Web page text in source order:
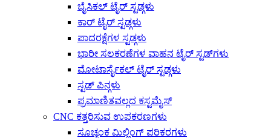
ಬೈಸಿಕಲ್ ಟೈರ್ ಸ್ಟಡ್ಗಳು
ಕಾರ್ ಟೈರ್ ಸ್ಟಡ್ಗಳು
ಪಾದರಕ್ಷೆಗಳ ಸ್ಟಡ್ಗಳು
ಭಾರೀ ಸಲಕರಣೆಗಳ ವಾಹನ ಟೈರ್ ಸ್ಟಡ್‌ಗಳು
ಮೋಟಾರ್ಸೈಕಲ್ ಟೈರ್ ಸ್ಟಡ್ಗಳು
ಸ್ಟಡ್ ಪಿನ್ಗಳು
ಪ್ರಮಾಣಿತವಲ್ಲದ ಕಸ್ಟಮೈಸ್
CNC ಕತ್ತರಿಸುವ ಉಪಕರಣಗಳು
ಸೂಚ್ಯಂಕ ಮಿಲ್ಲಿಂಗ್ ಪರಿಕರಗಳು